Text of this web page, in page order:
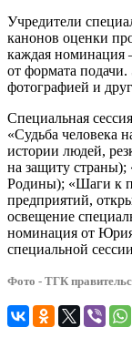
Учредители
канонов оценки
каждая номинация
от формата
фотографией и
Специальная
«Судьба человека
истории людей,
на защиту
Родины); «Шаги к
предприятий,
освещение
номинация от Юрия
специальной
Фото - ТГК